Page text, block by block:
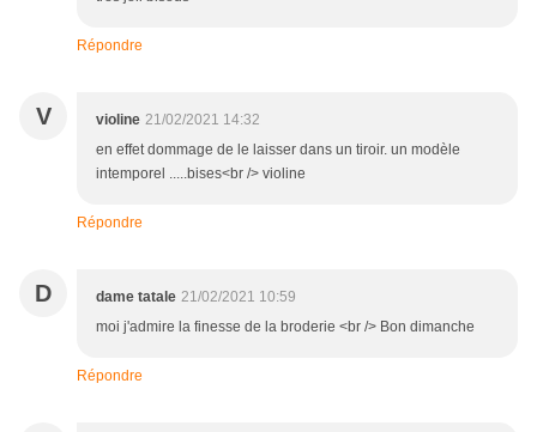
Répondre
V violine 21/02/2021 14:32
en effet dommage de le laisser dans un tiroir. un modèle
intemporel .....bises<br /> violine
Répondre
D dame tatale 21/02/2021 10:59
moi j'admire la finesse de la broderie <br /> Bon dimanche
Répondre